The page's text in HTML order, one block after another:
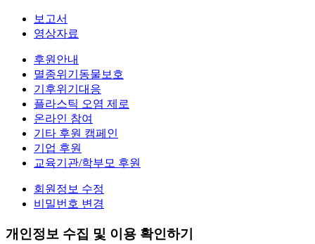
보고서
영상자료
후원안내
멸종위기동물보호
기후위기대응
플라스틱 오염 제로
온라인 참여
기타 후원 캠페인
기업 후원
교육기관/학부모 후원
회원정보 수정
비밀번호 변경
개인정보 수집 및 이용 확인하기